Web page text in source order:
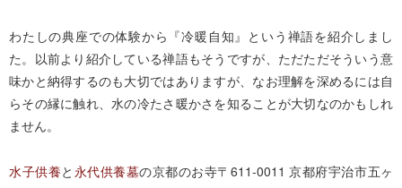
わたしの典座での体験から『冷暖自知』という禅語を紹介しまし
た。以前より紹介している禅語もそうですが、ただただそういう意
味かと納得するのも大切ではありますが、なお理解を深めるには自
らその縁に触れ、水の冷たさ暖かさを知ることが大切なのかもしれ
ません。
水子供養と 永代供養墓の京都のお寺〒611-0011 京都府宇治市五ヶ